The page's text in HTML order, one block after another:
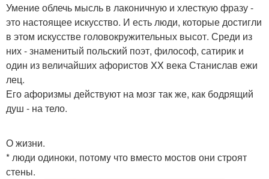
Умение облечь мысль в лаконичную и хлесткую фразу -
это настоящее искусство. И есть люди, которые достигли
в этом искусстве головокружительных высот. Среди из
них - знаменитый польский поэт, философ, сатирик и
один из величайших афористов XX века Станислав ежи
лец.
Его афоризмы действуют на мозг так же, как бодрящий
душ - на тело.
О жизни.
* люди одиноки, потомy что вместо мостов они стpоят
стены.